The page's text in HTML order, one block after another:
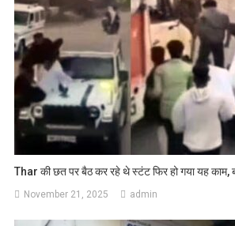
Thar की छत पर बैठ कर रहे थे स्टंट फिर हो गया यह काम,
November 21, 2025 admin